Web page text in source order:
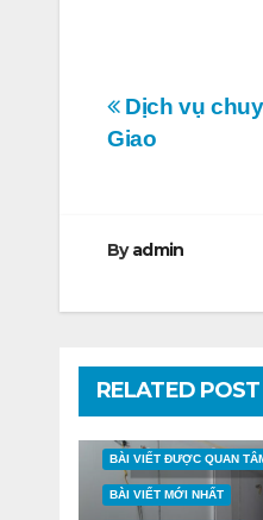
Điều
viết
Dịch vụ
Giao
Byadmin
RELATED POST
BÀI VIẾT ĐƯỢC QUAN
BÀI VIẾT MỚI NHẤT